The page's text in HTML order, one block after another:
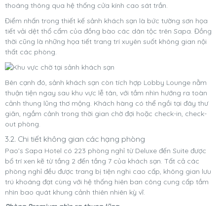
thoáng thông qua hệ thống cửa kính cao sát trần.
Điểm nhấn trong thiết kế sảnh khách sạn là bức tường sơn họa
tiết vải dệt thổ cẩm của đồng bào các dân tộc trên Sapa. Đồng
thời cũng là những họa tiết trang trí xuyên suốt không gian nội
thất các phòng.
Bên cạnh đó, sảnh khách sạn còn tích hợp Lobby Lounge nằm
thuận tiện ngay sau khu vực lễ tân, với tầm nhìn hướng ra toàn
cảnh thung lũng thơ mộng. Khách hàng có thể ngồi tại đây thư
giãn, ngắm cảnh trong thời gian chờ đợi hoặc check-in, check-
out phòng.
3.2. Chi tiết không gian các hạng phòng
Pao’s Sapa Hotel có 223 phòng nghỉ từ Deluxe đến Suite được
bố trí xen kẽ từ tầng 2 đến tầng 7 của khách sạn. Tất cả các
phòng nghỉ đều được trang bị tiện nghi cao cấp, không gian lưu
trú khoáng đạt cùng với hệ thống hiên ban công cung cấp tầm
nhìn bao quát khung cảnh thiên nhiên kỳ vĩ.